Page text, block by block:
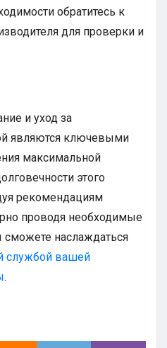
обратитесь к
для проверки и
и уход за
являются ключевыми
максимальной
этого
рекомендациям
проводя необходимые
наслаждаться
службой вашей
.